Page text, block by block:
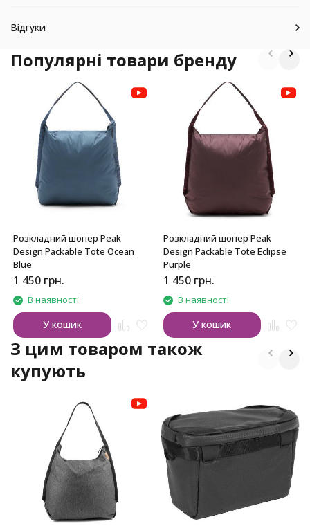
Відгуки
Популярні товари бренду
Розкладний шопер Peak
Design Packable Tote Ocean
Blue
1 450 грн.
В наявності
У кошик
Розкладний шопер Peak
Design Packable Tote Eclipse
Purple
1 450 грн.
В наявності
У кошик
З цим товаром також
купують